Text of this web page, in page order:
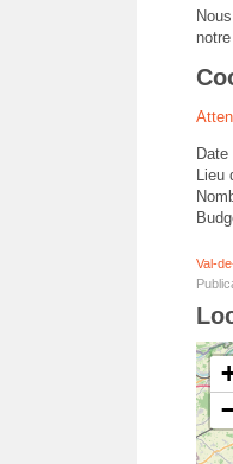
Lieu
Val-